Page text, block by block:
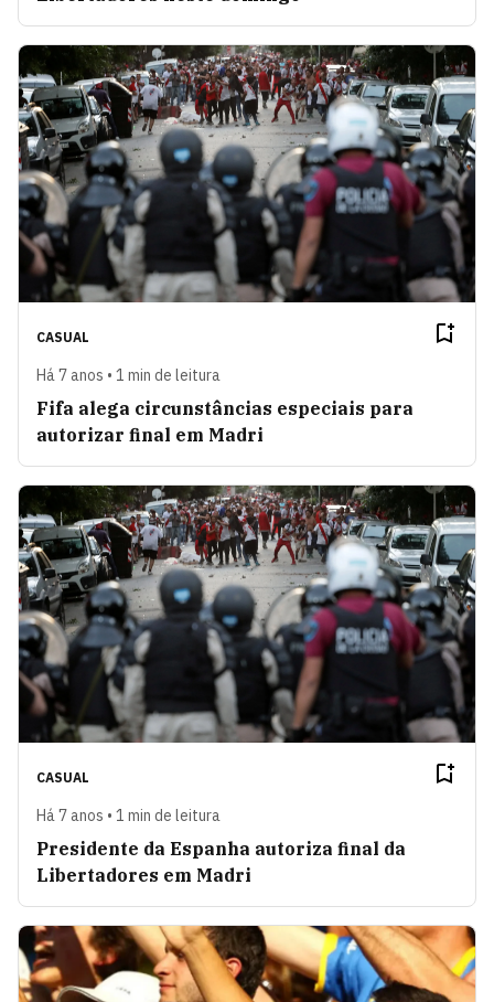
CASUAL
Há 7 anos • 1 min de leitura
Fifa alega circunstâncias especiais para
autorizar final em Madri
CASUAL
Há 7 anos • 1 min de leitura
Presidente da Espanha autoriza final da
Libertadores em Madri